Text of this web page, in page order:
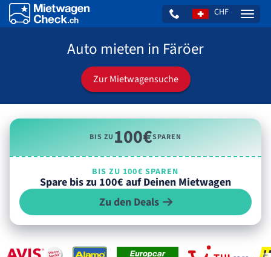
CHF
Auto mieten in Färöer
Zur Mietwagensuche
BIS ZU100€SPAREN
BIS ZU 100€ SPAREN
Spare bis zu 100€ auf Deinen Mietwagen
Zu den Deals